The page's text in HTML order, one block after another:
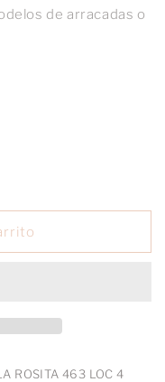
de arracadas o
ROSITA 463 LOC 4